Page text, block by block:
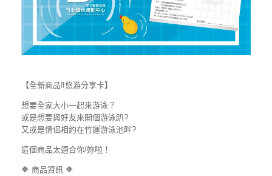
【全新商品‼悠游分享卡】
想要全家大小一起來游泳？
或是想要與好友來開個游泳趴?
又或是情侶相約在竹運游泳池畔?
這個商品太適合你/妳啦！
🔶 商品資訊 🔶